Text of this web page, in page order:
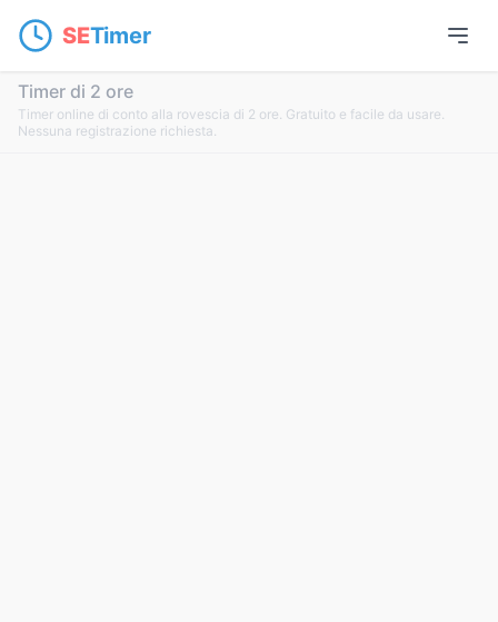
SETimer
Timer di 2 ore
Timer online di conto alla rovescia di 2 ore. Gratuito e facile da usare.
Nessuna registrazione richiesta.